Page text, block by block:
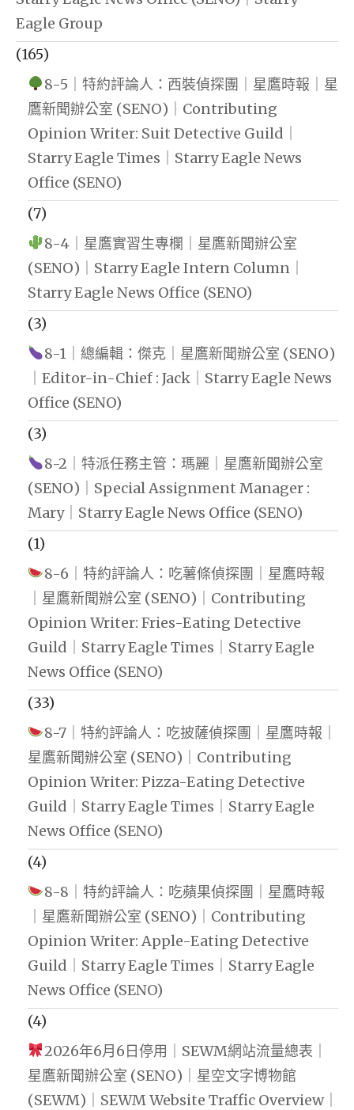
Eagle Group
(165)
8-5｜特約評論人：西裝偵探團｜星鷹時報｜星
鷹新聞辦公室 (SENO)｜Contributing
Opinion Writer: Suit Detective Guild｜
Starry Eagle Times｜Starry Eagle News
Office (SENO)
(7)
8-4｜星鷹實習生專欄｜星鷹新聞辦公室
(SENO)｜Starry Eagle Intern Column｜
Starry Eagle News Office (SENO)
(3)
8-1｜總編輯：傑克｜星鷹新聞辦公室 (SENO)
｜Editor-in-Chief : Jack｜Starry Eagle News
Office (SENO)
(3)
8-2｜特派任務主管：瑪麗｜星鷹新聞辦公室
(SENO)｜Special Assignment Manager :
Mary｜Starry Eagle News Office (SENO)
(1)
8-6｜特約評論人：吃薯條偵探團｜星鷹時報
｜星鷹新聞辦公室 (SENO)｜Contributing
Opinion Writer: Fries-Eating Detective
Guild｜Starry Eagle Times｜Starry Eagle
News Office (SENO)
(33)
8-7｜特約評論人：吃披薩偵探團｜星鷹時報｜
星鷹新聞辦公室 (SENO)｜Contributing
Opinion Writer: Pizza-Eating Detective
Guild｜Starry Eagle Times｜Starry Eagle
News Office (SENO)
(4)
8-8｜特約評論人：吃蘋果偵探團｜星鷹時報
｜星鷹新聞辦公室 (SENO)｜Contributing
Opinion Writer: Apple-Eating Detective
Guild｜Starry Eagle Times｜Starry Eagle
News Office (SENO)
(4)
2026年6月6日停用｜SEWM網站流量總表｜
星鷹新聞辦公室 (SENO)｜星空文字博物館
(SEWM)｜SEWM Website Traffic Overview｜